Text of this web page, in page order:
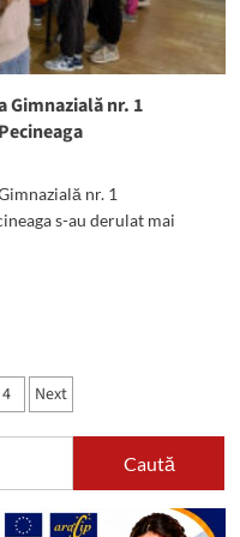
Gimnazială nr. 1
nr. 1
s-au derulat mai
4 Next